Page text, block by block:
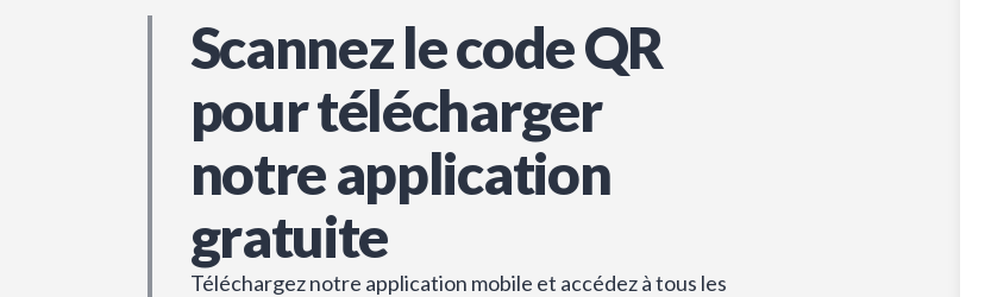
Scannez le code QR
pour télécharger
notre application
gratuite
Téléchargez notre application mobile et accédez à tous les